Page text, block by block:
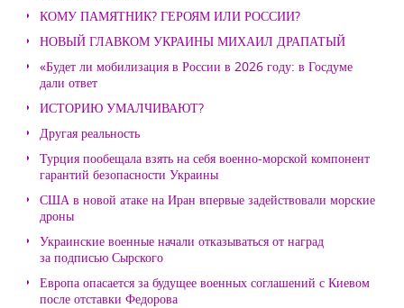
КОМУ ПАМЯТНИК? ГЕРОЯМ ИЛИ РОССИИ?
НОВЫЙ ГЛАВКОМ УКРАИНЫ МИХАИЛ ДРАПАТЫЙ
«Будет ли мобилизация в России в 2026 году: в Госдуме
дали ответ
ИСТОРИЮ УМАЛЧИВАЮТ?
Другая реальность
Турция пообещала взять на себя военно-морской компонент
гарантий безопасности Украины
США в новой атаке на Иран впервые задействовали морские
дроны
Украинские военные начали отказываться от наград
за подписью Сырского
Европа опасается за будущее военных соглашений с Киевом
после отставки Федорова